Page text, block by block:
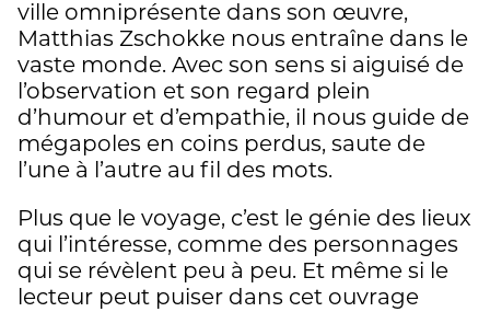
ville omniprésente dans son œuvre,
Matthias Zschokke nous entraîne dans le
vaste monde. Avec son sens si aiguisé de
l’observation et son regard plein
d’humour et d’empathie, il nous guide de
mégapoles en coins perdus, saute de
l’une à l’autre au fil des mots.
Plus que le voyage, c’est le génie des lieux
qui l’intéresse, comme des personnages
qui se révèlent peu à peu. Et même si le
lecteur peut puiser dans cet ouvrage